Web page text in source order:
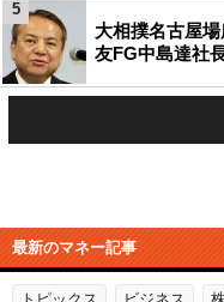
大相撲名古屋
友FG中島達社
5
最新のマネー記事